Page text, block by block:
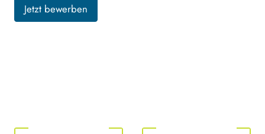
Jetzt bewerben